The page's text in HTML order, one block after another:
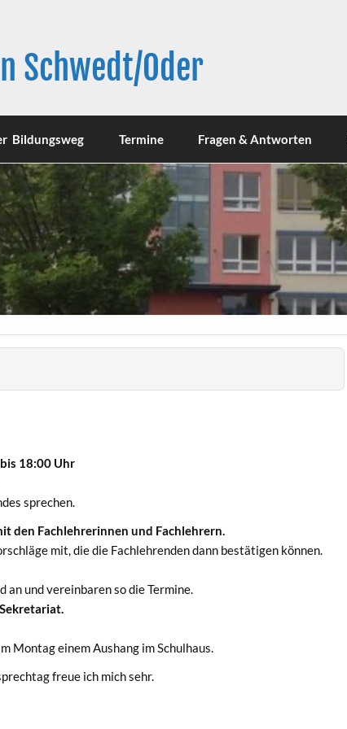
Schwedt/Oder
Bildungsweg Termine Fragen & Antworten
18:00 Uhr
sprechen.
den Fachlehrerinnen und Fachlehrern.
mit, die die Fachlehrenden dann bestätigen können.
an und vereinbaren so die Termine.
Montag einem Aushang im Schulhaus.
freue ich mich sehr.